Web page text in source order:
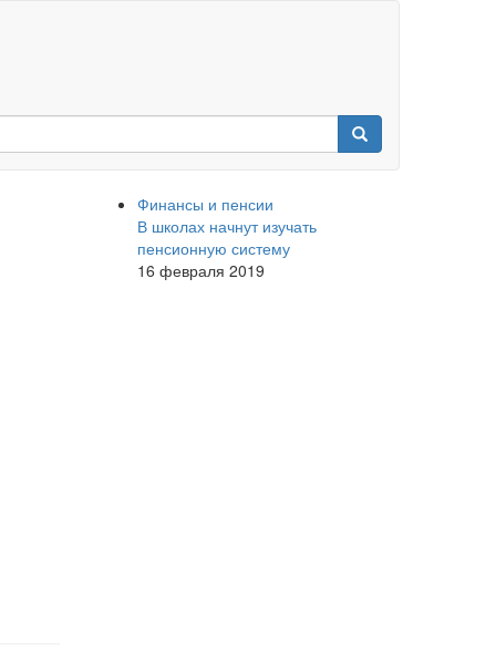
Финансы и пенсии
В школах начнут изучать
пенсионную систему
16 февраля 2019